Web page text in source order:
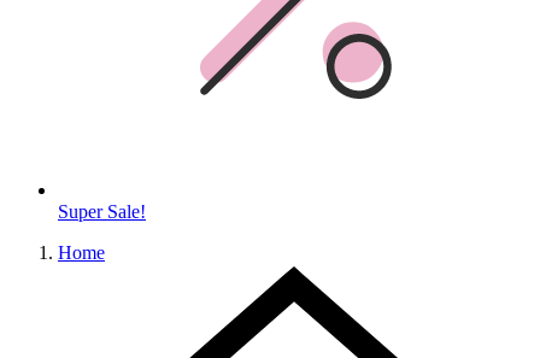
Super Sale!
Home